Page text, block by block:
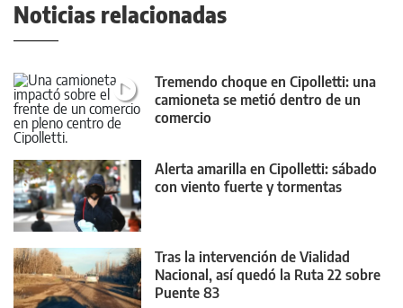
Noticias relacionadas
Tremendo choque en Cipolletti: una
camioneta se metió dentro de un
comercio
Alerta amarilla en Cipolletti: sábado
con viento fuerte y tormentas
Tras la intervención de Vialidad
Nacional, así quedó la Ruta 22 sobre
Puente 83